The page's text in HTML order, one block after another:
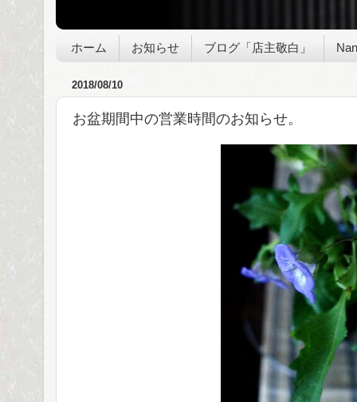
ホーム お知らせ ブログ「店主敬白」
2018/08/10
お盆期間中の営業時間のお知らせ。